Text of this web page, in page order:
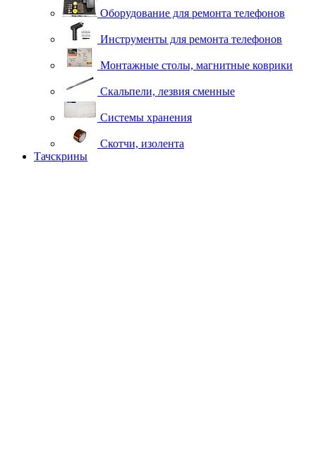
Оборудование для ремонта телефонов
Инструменты для ремонта телефонов
Монтажные столы, магнитные коврики
Скальпели, лезвия сменные
Системы хранения
Скотчи, изолента
Тачскрины